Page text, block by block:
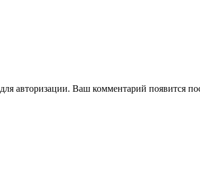
для авторизации. Ваш комментарий появится